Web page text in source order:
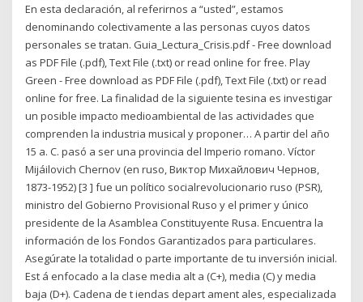
En esta declaración, al referirnos a “usted”, estamos
denominando colectivamente a las personas cuyos datos
personales se tratan. Guia_Lectura_Crisis.pdf - Free download
as PDF File (.pdf), Text File (.txt) or read online for free. Play
Green - Free download as PDF File (.pdf), Text File (.txt) or read
online for free. La finalidad de la siguiente tesina es investigar
un posible impacto medioambiental de las actividades que
comprenden la industria musical y proponer… A partir del año
15 a. C. pasó a ser una provincia del Imperio romano. Víctor
Mijáilovich Chernov (en ruso, Виктор Михайлович Чернов,
1873-1952) [3 ] fue un político socialrevolucionario ruso (PSR),
ministro del Gobierno Provisional Ruso y el primer y único
presidente de la Asamblea Constituyente Rusa. Encuentra la
información de los Fondos Garantizados para particulares.
Asegúrate la totalidad o parte importante de tu inversión inicial.
Est á enfocado a la clase media alt a (C+), media (C) y media
baja (D+). Cadena de t iendas depart ament ales, especializada